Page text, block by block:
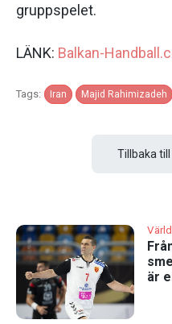
gruppspelet.
LÄNK: Balkan-
Tags: Iran Majid Rahimizadeh
Tillbaka
är